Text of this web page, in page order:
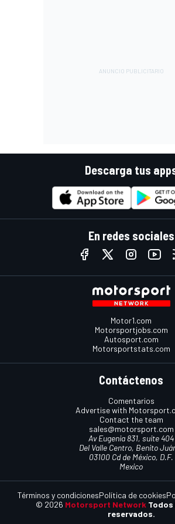
Descarga tus
En redes sociales
Motor1.com
Motorsportjobs.com
Autosport.com
Motorsportstats.com
Contáctenos
Comentarios
Advertise with
Contact the team
sales@motorsport.com
Av Eugenia 831, suite 404
Del Valle Centro, Benito
03100 Cd de México, D.F.
Mexico
© 2026 Motorsport Network
reservados.
Términos y condicionesPolítica de cookies